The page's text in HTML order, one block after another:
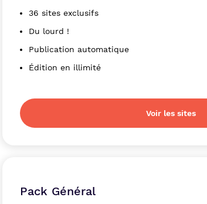
36 sites exclusifs
Du lourd !
Publication automatique
Édition en illimité
Voir les sites
Pack Général